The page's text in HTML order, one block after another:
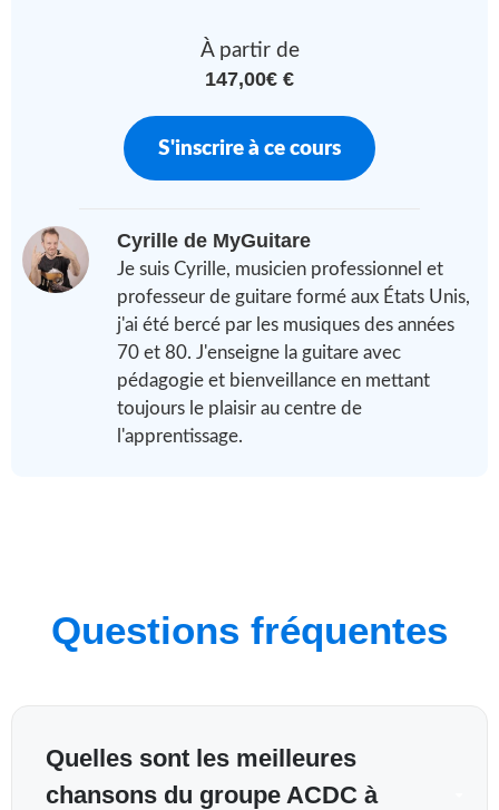
À partir de
147,00€ €
S'inscrire à ce cours
Cyrille de MyGuitare
Je suis Cyrille, musicien professionnel et
professeur de guitare formé aux États Unis,
j'ai été bercé par les musiques des années
70 et 80. J'enseigne la guitare avec
pédagogie et bienveillance en mettant
toujours le plaisir au centre de
l'apprentissage.
Questions fréquentes
Quelles sont les meilleures
chansons du groupe ACDC à